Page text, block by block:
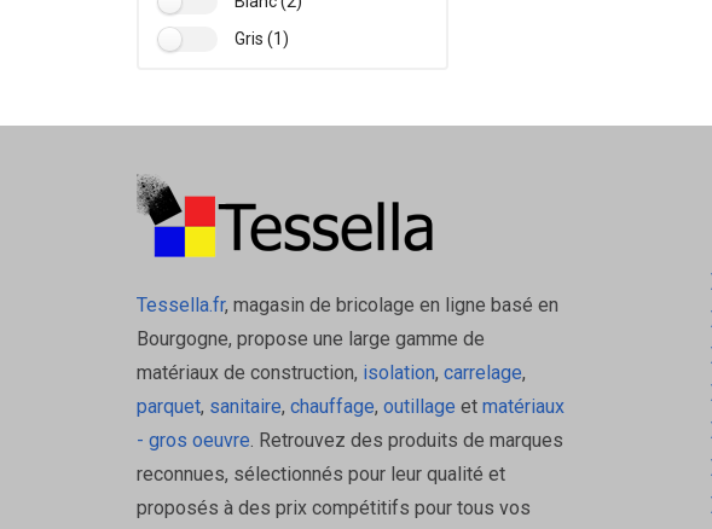
Gris (1)
Tessella.fr, magasin de bricolage en ligne basé en
Bourgogne, propose une large gamme de
matériaux de construction, isolation, carrelage,
parquet, sanitaire, chauffage, outillage et matériaux
- gros oeuvre . Retrouvez des produits de marques
reconnues, sélectionnés pour leur qualité et
proposés à des prix compétitifs pour tous vos